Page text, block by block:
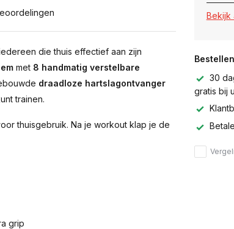
die thuis effectief aan zijn
met 8 handmatig verstelbare
draadloze hartslagontvanger
trainen.
thuisgebruik. Na je workout klap je de
grip
Bekijk
30
gratis bij